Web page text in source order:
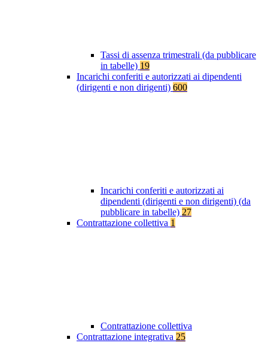
Tassi di assenza trimestrali (da pubblicare
in tabelle) 19
Incarichi conferiti e autorizzati ai dipendenti
(dirigenti e non dirigenti) 600
Incarichi conferiti e autorizzati ai
dipendenti (dirigenti e non dirigenti) (da
pubblicare in tabelle) 27
Contrattazione collettiva 1
Contrattazione collettiva
Contrattazione integrativa 25